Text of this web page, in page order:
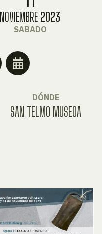
NOVIEMBRE 2023
SABADO
DÓNDE
SAN TELMO MUSEOA